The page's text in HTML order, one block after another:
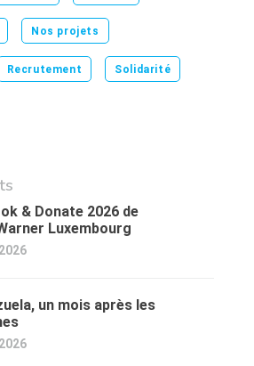
Nos projets
Recrutement Solidarité
& Donate 2026 de
Luxembourg
un mois après les